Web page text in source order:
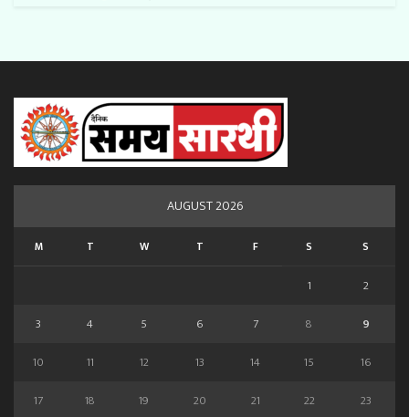
AUGUST 2026
M T W T F S S
1
2
3
4 5 6 7 8
9
10
11 12 13 14 15
16
17
18 19 20 21 22
23